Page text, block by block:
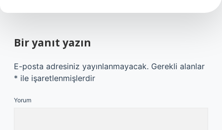
Bir yanıt yazın
E-posta adresiniz yayınlanmayacak. Gerekli alanlar
* ile işaretlenmişlerdir
Yorum